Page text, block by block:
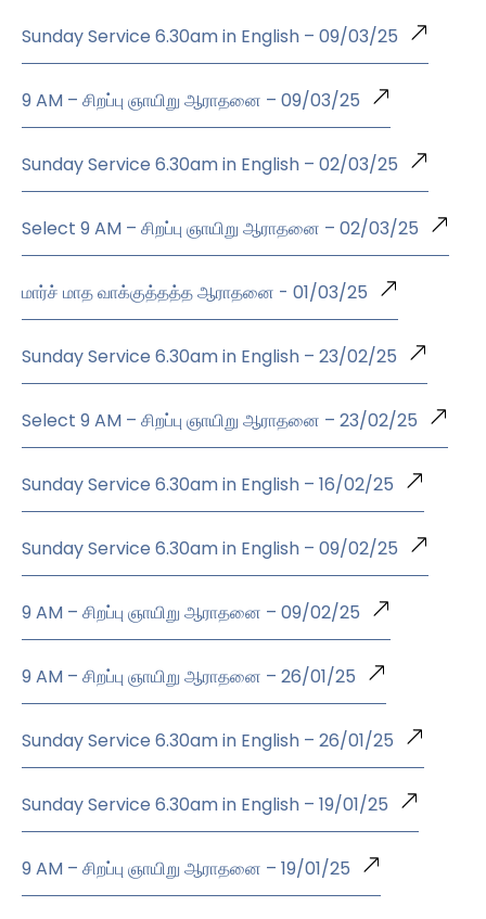
Sunday Service 6.30am in English – 09/03/25
9 AM – சிறப்பு ஞாயிறு ஆராதனை – 09/03/25
Sunday Service 6.30am in English – 02/03/25
Select 9 AM – சிறப்பு ஞாயிறு ஆராதனை – 02/03/25
மார்ச் மாத வாக்குத்தத்த ஆராதனை - 01/03/25
Sunday Service 6.30am in English – 23/02/25
Select 9 AM – சிறப்பு ஞாயிறு ஆராதனை – 23/02/25
Sunday Service 6.30am in English – 16/02/25
Sunday Service 6.30am in English – 09/02/25
9 AM – சிறப்பு ஞாயிறு ஆராதனை – 09/02/25
9 AM – சிறப்பு ஞாயிறு ஆராதனை – 26/01/25
Sunday Service 6.30am in English – 26/01/25
Sunday Service 6.30am in English – 19/01/25
9 AM – சிறப்பு ஞாயிறு ஆராதனை – 19/01/25